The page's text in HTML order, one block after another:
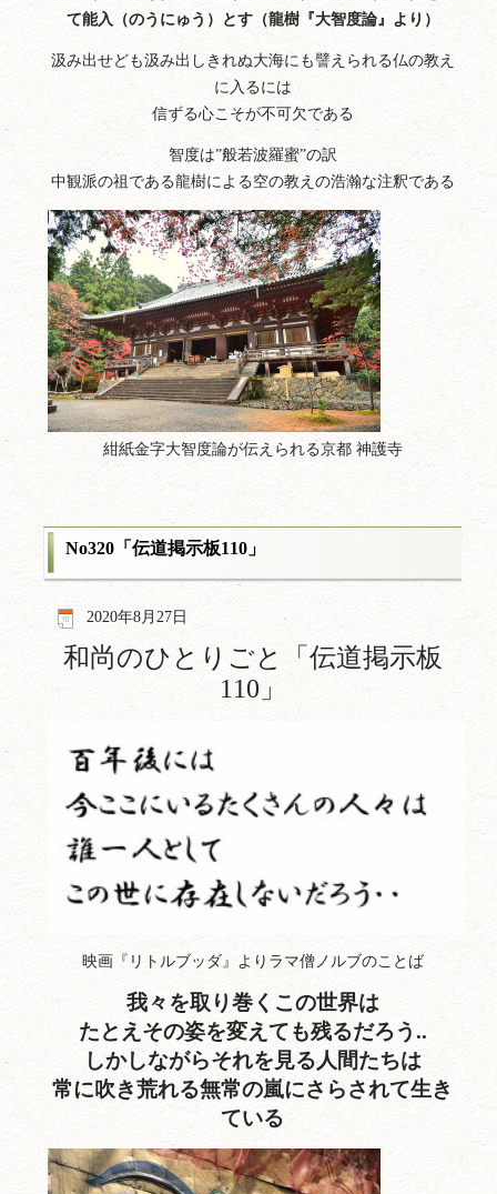
て能入（のうにゅう）とす（龍樹『大智度論』より）
汲み出せども汲み出しきれぬ大海にも譬えられる仏の教え
に入るには
信ずる心こそが不可欠である
智度は”般若波羅蜜”の訳
中観派の祖である龍樹による空の教えの浩瀚な注釈である
紺紙金字大智度論が伝えられる京都 神護寺
No320「伝道掲示板110」
2020年8月27日
和尚のひとりごと「伝道掲示板
110」
映画『リトルブッダ』よりラマ僧ノルブのことば
我々を取り巻くこの世界は
たとえその姿を変えても残るだろう..
しかしながらそれを見る人間たちは
常に吹き荒れる無常の嵐にさらされて生き
ている